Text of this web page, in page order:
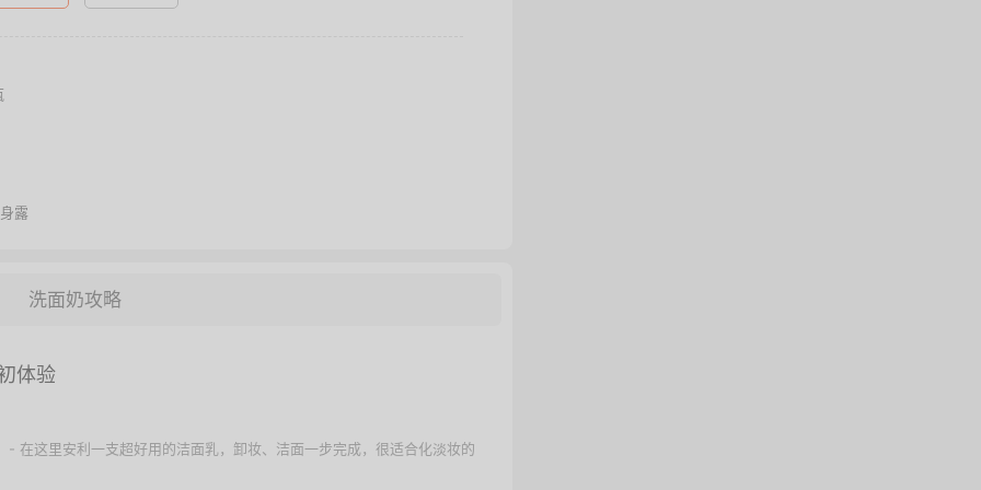
露
洗面奶攻略
体验
- 在这里安利一支超好用的洁面乳，卸妆、洁面一步完成，很适合化淡妆的